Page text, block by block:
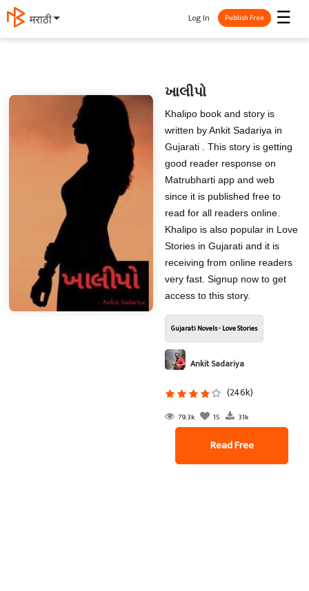
मराठी ☰
Log In Publish Free
ખાલીપો
Khalipo book and story is
written by Ankit Sadariya in
Gujarati . This story is getting
good reader response on
Matrubharti app and web
since it is published free to
read for all readers online.
Khalipo is also popular in Love
Stories in Gujarati and it is
receiving from online readers
very fast. Signup now to get
access to this story.
Gujarati Novels - Love Stories
Ankit Sadariya
(246k)
79.3k 15 31k
Read Free